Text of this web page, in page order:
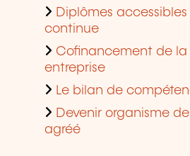
Diplômes
continue
Cofinancement de
entreprise
Le bilan de
Devenir organisme
agréé